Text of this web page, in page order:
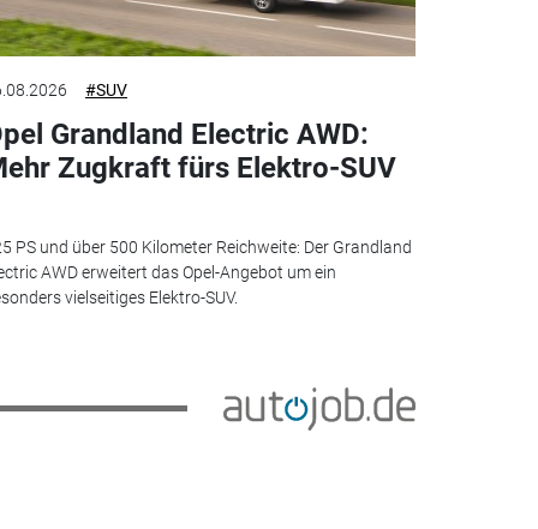
#SUV
Grandland Electric AWD:
Zugkraft fürs Elektro-SUV
PS und über 500 Kilometer Reichweite: Der Grandland
AWD erweitert das Opel-Angebot um ein
vielseitiges Elektro-SUV.